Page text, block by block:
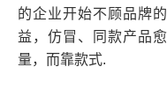
的企业开始不顾品牌
益，仿冒、同款产品
量，而靠款式.